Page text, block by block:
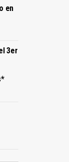
en
3er